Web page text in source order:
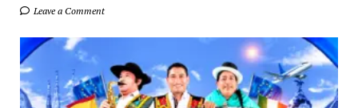
Leave a Comment